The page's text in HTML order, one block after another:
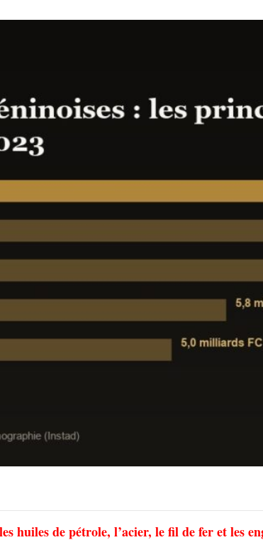
de pétrole, l’acier, le fil de fer et les